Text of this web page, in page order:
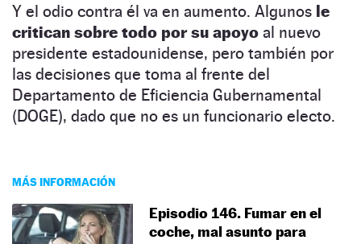
Y el odio contra él va en aumento. Algunos le
critican sobre todo por su apoyo al nuevo
presidente estadounidense, pero también por
las decisiones que toma al frente del
Departamento de Eficiencia Gubernamental
(DOGE), dado que no es un funcionario electo.
MÁS INFORMACIÓN
Episodio 146. Fumar en el
coche, mal asunto para